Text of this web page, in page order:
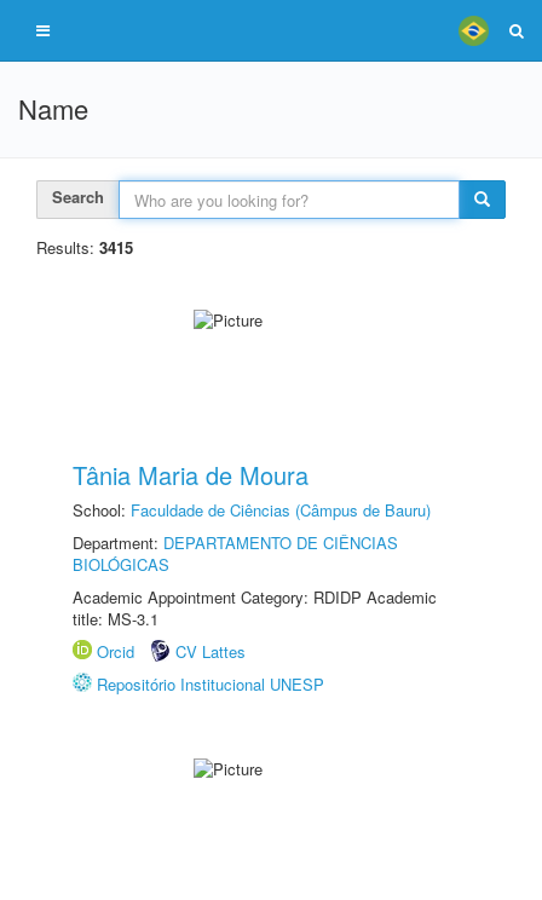
Name
Search
Results: 3415
Tânia Maria de Moura
School: Faculdade de Ciências (Câmpus de Bauru)
Department: DEPARTAMENTO DE CIÊNCIAS
BIOLÓGICAS
Academic Appointment Category: RDIDP Academic
title: MS-3.1
Orcid
CV Lattes
Repositório Institucional UNESP